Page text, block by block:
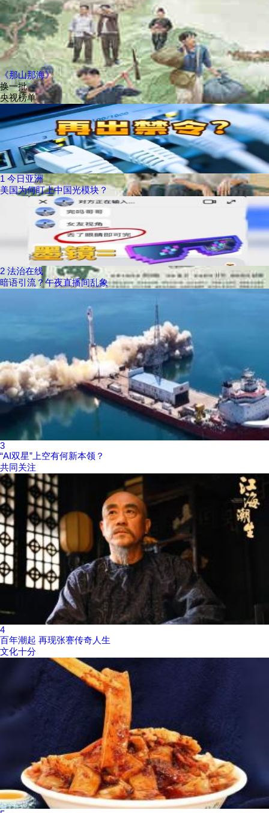
《那山那海》
换一批
央视榜单
1 今日亚洲
美国为何盯上中国光模块？
2 法治在线
暗语引流？午夜直播间乱象
3
“AI双星”上空有何新本领？
共同关注
4
百年潮起 再现张謇传奇人生
文化十分